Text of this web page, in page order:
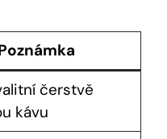
čerstvě
kávu